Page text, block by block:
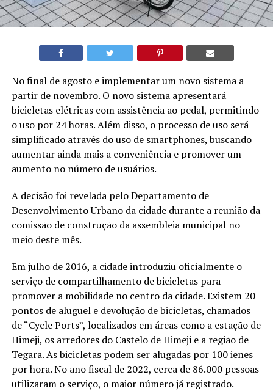
No final de agosto e implementar um novo sistema a
partir de novembro. O novo sistema apresentará
bicicletas elétricas com assistência ao pedal, permitindo
o uso por 24 horas. Além disso, o processo de uso será
simplificado através do uso de smartphones, buscando
aumentar ainda mais a conveniência e promover um
aumento no número de usuários.
A decisão foi revelada pelo Departamento de
Desenvolvimento Urbano da cidade durante a reunião da
comissão de construção da assembleia municipal no
meio deste mês.
Em julho de 2016, a cidade introduziu oficialmente o
serviço de compartilhamento de bicicletas para
promover a mobilidade no centro da cidade. Existem 20
pontos de aluguel e devolução de bicicletas, chamados
de “Cycle Ports”, localizados em áreas como a estação de
Himeji, os arredores do Castelo de Himeji e a região de
Tegara. As bicicletas podem ser alugadas por 100 ienes
por hora. No ano fiscal de 2022, cerca de 86.000 pessoas
utilizaram o serviço, o maior número já registrado.